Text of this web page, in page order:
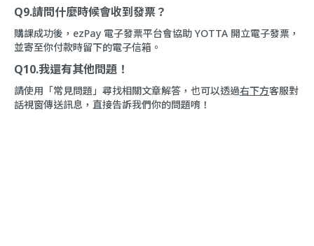
Q9.請問什麼時候會收到發票？
購課成功後，ezPay 電子發票平台會協助 YOTTA 開立電子發票，
並寄至你付款時留下的電子信箱。
Q10.我還有其他問題！
請使用「常見問題」尋找相關文章解答，也可以透過右下方客服對
話視窗傳送訊息，直接告訴我們你的問題唷！